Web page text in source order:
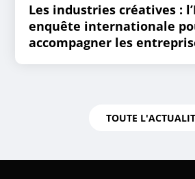
Les industries créatives :
enquête internationale
accompagner les
TOUTE